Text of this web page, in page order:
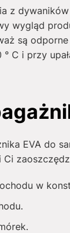
z
wygląd
są
C i przy
EVA do
w